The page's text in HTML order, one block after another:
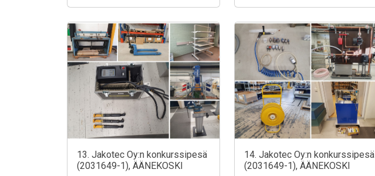
13. Jakotec Oy:n konkurssipesä
(2031649-1), ÄÄNEKOSKI
14. Jakotec Oy:n konkurssipesä
(2031649-1), ÄÄNEKOSKI